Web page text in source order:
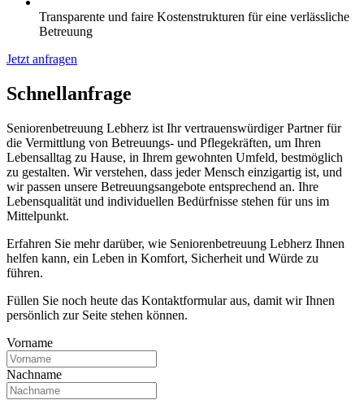
Transparente und faire Kostenstrukturen für eine verlässliche
Betreuung
Jetzt anfragen
Schnell­anfrage
Seniorenbetreuung Lebherz ist Ihr vertrauenswürdiger Partner für
die Vermittlung von Betreuungs- und Pflegekräften, um Ihren
Lebensalltag zu Hause, in Ihrem gewohnten Umfeld, bestmöglich
zu gestalten. Wir verstehen, dass jeder Mensch einzigartig ist, und
wir passen unsere Betreuungsangebote entsprechend an. Ihre
Lebensqualität und individuellen Bedürfnisse stehen für uns im
Mittelpunkt.
Erfahren Sie mehr darüber, wie Seniorenbetreuung Lebherz Ihnen
helfen kann, ein Leben in Komfort, Sicherheit und Würde zu
führen.
Füllen Sie noch heute das Kontaktformular aus, damit wir Ihnen
persönlich zur Seite stehen können.
Vorname
Nachname